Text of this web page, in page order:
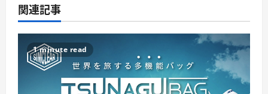
関連記事
1 minute read